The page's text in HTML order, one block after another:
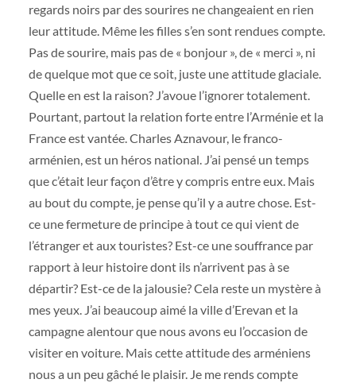
regards noirs par des sourires ne changeaient en rien
leur attitude. Même les filles s’en sont rendues compte.
Pas de sourire, mais pas de « bonjour », de « merci », ni
de quelque mot que ce soit, juste une attitude glaciale.
Quelle en est la raison? J’avoue l’ignorer totalement.
Pourtant, partout la relation forte entre l’Arménie et la
France est vantée. Charles Aznavour, le franco-
arménien, est un héros national. J’ai pensé un temps
que c’était leur façon d’être y compris entre eux. Mais
au bout du compte, je pense qu’il y a autre chose. Est-
ce une fermeture de principe à tout ce qui vient de
l’étranger et aux touristes? Est-ce une souffrance par
rapport à leur histoire dont ils n’arrivent pas à se
départir? Est-ce de la jalousie? Cela reste un mystère à
mes yeux. J’ai beaucoup aimé la ville d’Erevan et la
campagne alentour que nous avons eu l’occasion de
visiter en voiture. Mais cette attitude des arméniens
nous a un peu gâché le plaisir. Je me rends compte